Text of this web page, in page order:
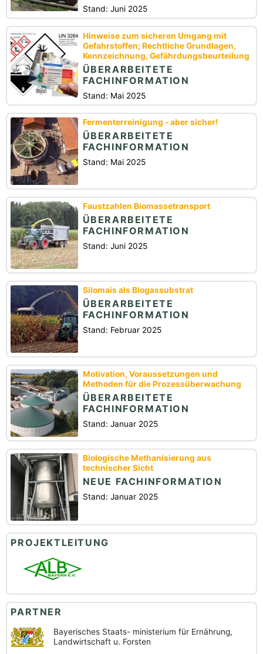
Stand: Juni 2025
Hinweise zum sicheren Umgang mit
Gefahrstoffen; Rechtliche Grundlagen,
Kennzeichnung, Gefährdungsbeurteilung
ÜBERARBEITETE
FACHINFORMATION
Stand: Mai 2025
Fermenterreinigung - aber sicher!
ÜBERARBEITETE
FACHINFORMATION
Stand: Mai 2025
Faustzahlen Biomassetransport
ÜBERARBEITETE
FACHINFORMATION
Stand: Juni 2025
Silomais als Biogassubstrat
ÜBERARBEITETE
FACHINFORMATION
Stand: Februar 2025
Motivation, Voraussetzungen und
Methoden für die Prozessüberwachung
ÜBERARBEITETE
FACHINFORMATION
Stand: Januar 2025
Biologische Methanisierung aus
technischer Sicht
NEUE FACHINFORMATION
Stand: Januar 2025
PROJEKTLEITUNG
PARTNER
Bayerisches Staats- ministerium für Ernährung,
Landwirtschaft u. Forsten